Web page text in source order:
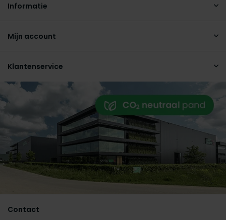
Informatie
Mijn account
Klantenservice
Contact